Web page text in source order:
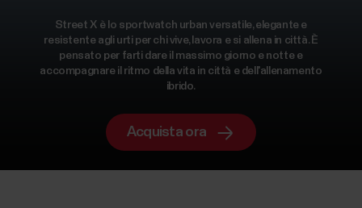
Street X è lo sportwatch urban versatile, elegante e
resistente agli urti per chi vive, lavora e si allena in città. È
pensato per farti dare il massimo giorno e notte e
accompagnare il ritmo della vita in città e dell'allenamento
ibrido.
Acquista ora